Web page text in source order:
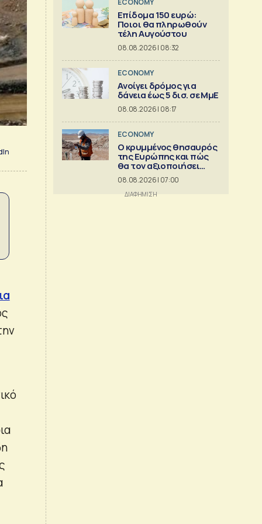
ECONOMY
Επίδομα 150 ευρώ:
Ποιοι θα πληρωθούν
τέλη Αυγούστου
08.08.2026 | 08:32
ECONOMY
Aνοίγει δρόμος για
δάνεια έως 5 δισ. σε ΜμΕ
08.08.2026 | 08:17
ECONOMY
Ο κρυμμένος θησαυρός
της Ευρώπης και πώς
θα τον αξιοποιήσει
[γράφημα]
08.08.2026 | 07:00